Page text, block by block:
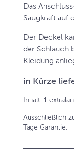
Das
Saugkraft auf
Der Deckel
der Schlauch
Kleidung
in Kürze
Inhalt: 1
Ausschließlich
Tage Garantie.